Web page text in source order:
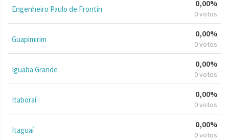
Engenheiro Paulo de Frontin
0,00%
0 votos
Guapimirim
0,00%
0 votos
Iguaba Grande
0,00%
0 votos
Itaboraí
0,00%
0 votos
Itaguaí
0,00%
0 votos